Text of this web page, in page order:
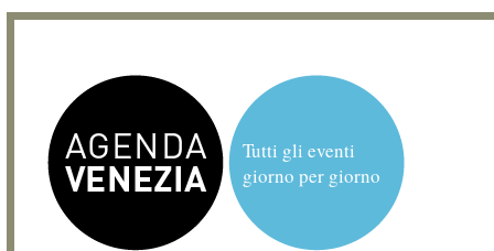
Tutti gli eventi
giorno per giorno